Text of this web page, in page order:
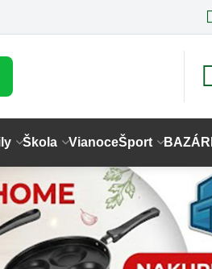
Škola VianoceŠport BAZÁR